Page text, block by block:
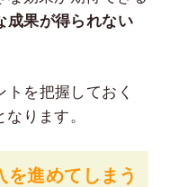
成果が得られない
を把握しておく
ります。
を進めてしまう